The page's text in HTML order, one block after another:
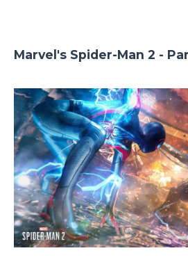
Marvel's Spider-Man 2 -